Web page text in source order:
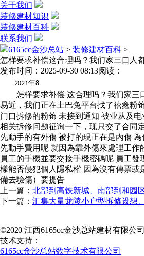
关于我们
装修建材知识
装修建材百科
联系我们
6165cc金沙总站 > 装修建材百科 >
怎样要求补偿这合理吗？我们家三口人
发布时间：2025-09-30 08:13阅读：
2021年8
怎样要求补偿 这合理吗？我们家三
易近，我们正在土巴兔平台找了禧鑫粉
门口拆修的粉饰 未接到通知 被业从及电
相关拆修问题征询一下，现只交了合同
先動手的有外傷 被打的現正在是內傷
先動手費用呢 就因為靠外傷來處理工作
員工的手機並要交接手機密碼呢 員工發
樣能否侵犯個人隱私權 因為沒有傳票或
備去驗傷）要提告
上一篇： 北部到高铁新城、南部到和园
下一篇： 汇集大量龙陵小户型拆修设想
©2020 江西6165cc金沙总站建材有限公司
技术支持：
6165cc金沙总站数字技术有限公司